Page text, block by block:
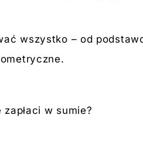
wszystko – od
w sumie?